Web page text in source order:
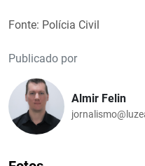
Fonte: Polícia Civil
Publicado por
Almir Felin